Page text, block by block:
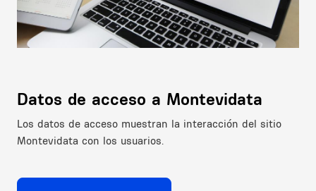
Datos de acceso a Montevidata
Los datos de acceso muestran la interacción del sitio
Montevidata con los usuarios.